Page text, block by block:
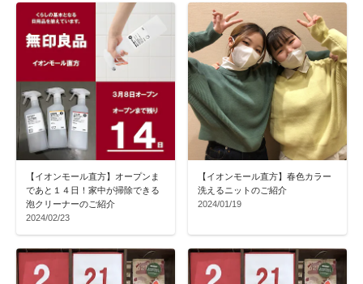
【イオンモール直方】オープンま
であと１４日！家中が掃除できる
泡クリーナーのご紹介
2024/02/23
【イオンモール直方】春色カラー
洗えるニットのご紹介
2024/01/19